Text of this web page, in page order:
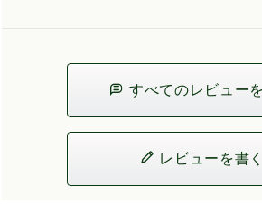
すべてのレビュー
レビューを書く